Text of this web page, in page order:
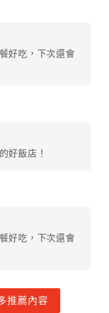
單費用總計時，訂
單費用總計時，訂
店）
請注意！為避免飯
出申辦，視同無條
店，異動完成後不
訂單費用總計時，
列標準申辦：
好吃，下次還會
好飯店！
好吃，下次還會
推薦內容